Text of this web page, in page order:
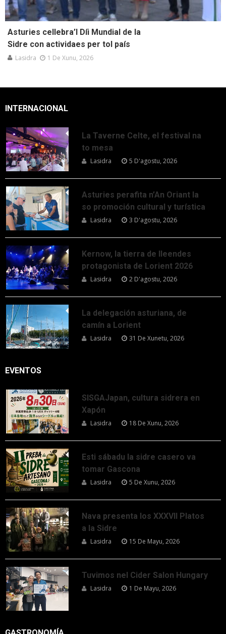
Asturies cellebra’l Díi Mundial de la
Sidre con actividaes per tol país
Lasidra 1 De Xunu, 2026
INTERNACIONAL
La Taverne Celte, el festival na
to mesa
Lasidra 5 D'agostu, 2026
Asturies perafita n’An Oriant la
so promoción cultural y turística
Lasidra 3 D'agostu, 2026
Kernow, la tierra de lleendes
protagonista de Lorient 2026
Lasidra 2 D'agostu, 2026
La delegación asturiana, de
camín a Lorient
Lasidra 31 De Xunetu, 2026
EVENTOS
SISGAJapan, cultura sidrera en
Xapón
Lasidra 18 De Xunu, 2026
Esti sábadu la sidre casero va
tomar Gascona
Lasidra 5 De Xunu, 2026
Nava presenta los XXXVII Platos
a la Sidre
Lasidra 15 De Mayu, 2026
Tuvimos nel Cider Salon Hungary
Lasidra 1 De Mayu, 2026